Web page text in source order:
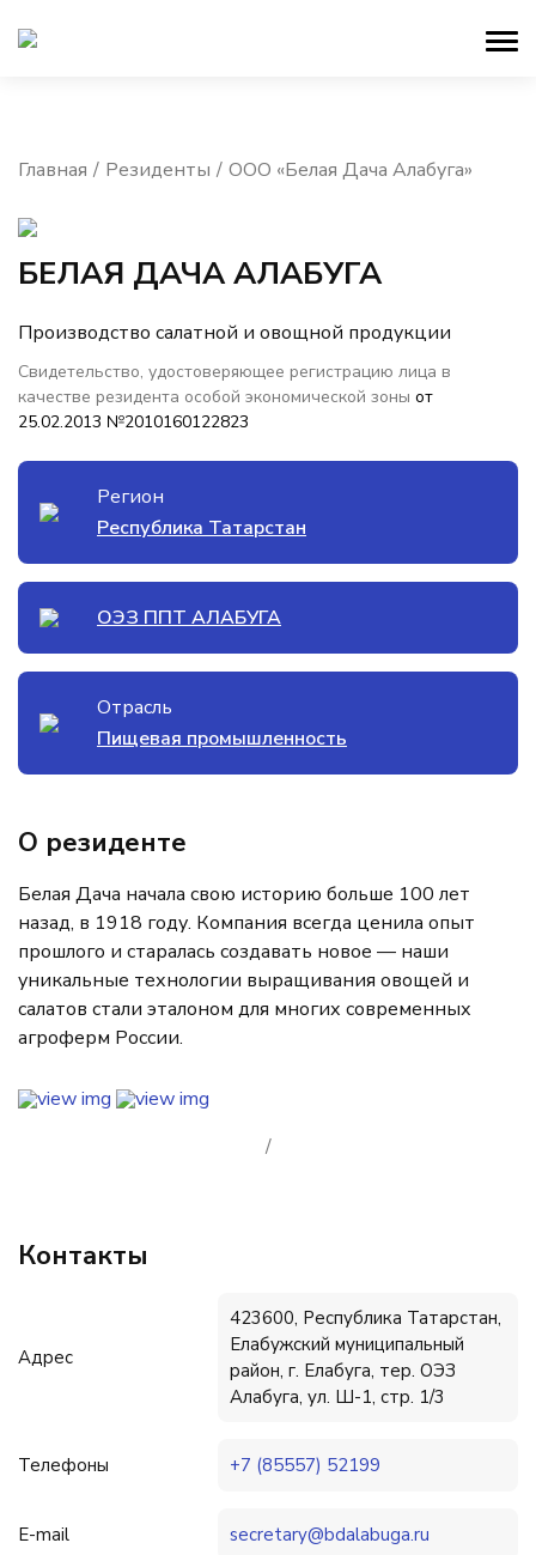
Главная Резиденты ООО «Белая Дача Алабуга»
БЕЛАЯ ДАЧА АЛАБУГА
Производство салатной и овощной продукции
Свидетельство, удостоверяющее регистрацию лица в
качестве резидента особой экономической зоны от
25.02.2013 №2010160122823
Регион
Республика Татарстан
ОЭЗ ППТ АЛАБУГА
Отрасль
Пищевая промышленность
О резиденте
Белая Дача начала свою историю больше 100 лет
назад, в 1918 году. Компания всегда ценила опыт
прошлого и старалась создавать новое — наши
уникальные технологии выращивания овощей и
салатов стали эталоном для многих современных
агроферм России.
/
Контакты
Адрес
423600, Республика Татарстан,
Елабужский муниципальный
район, г. Елабуга, тер. ОЭЗ
Алабуга, ул. Ш-1, стр. 1/3
Телефоны +7 (85557) 52199
E-mail secretary@bdalabuga.ru